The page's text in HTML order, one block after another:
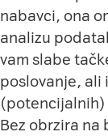
nabavci, ona
analizu
vam slabe
poslovanje, ali
(potencijalnih)
Bez obrzira